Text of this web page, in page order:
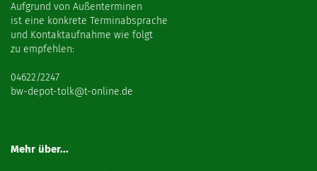
Aufgrund von Außenterminen
ist eine konkrete Terminabsprache
und Kontaktaufnahme wie folgt
zu empfehlen:
04622/2247
bw-depot-tolk@t-online.de
Mehr über...